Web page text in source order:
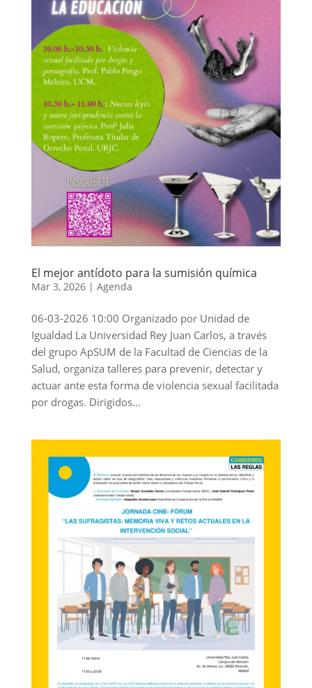
El mejor antídoto para la sumisión química
Mar 3, 2026| Agenda
06-03-2026 10:00 Organizado por Unidad de
Igualdad La Universidad Rey Juan Carlos, a través
del grupo ApSUM de la Facultad de Ciencias de la
Salud, organiza talleres para prevenir, detectar y
actuar ante esta forma de violencia sexual facilitada
por drogas. Dirigidos...